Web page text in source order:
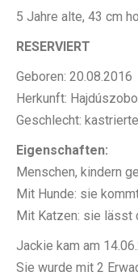
5 Jahre alte, 43 cm
RESERVIERT
Geboren: 20.08.2016
Herkunft:
Geschlecht:
Eigenschaften:
Menschen, kindern
Mit Hunde: sie
Mit Katzen: sie lässt
Jackie kam am
Sie wurde mit 2